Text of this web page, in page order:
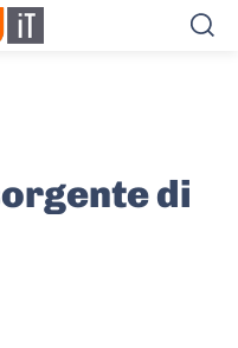
di